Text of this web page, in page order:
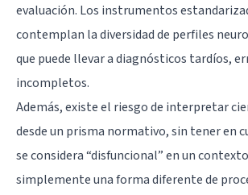
evaluación. Los instrumentos
contemplan la diversidad de perfiles
que puede llevar a diagnósticos tardíos,
incompletos.
Además, existe el riesgo de interpretar
desde un prisma normativo, sin tener en
se considera “disfuncional” en un
simplemente una forma diferente de